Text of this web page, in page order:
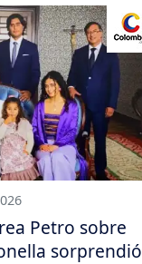
Petro sobre
sorprendió